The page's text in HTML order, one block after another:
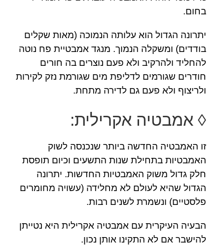
בחום.
יתרונה הגדול הוא עלותה הנמוכה (מאות שקלים
בודדים) ומשקלה הנמוך. מנגד אמבטיית פח נוטה
להחליד ולהרקיב ולא פעם נוצרים בה חורים
חודרים שגורמים לדליפת מים שגורמת נזק לקירות
ולריצוף ולא פעם גם לדירה מתחת.
◊ אמבטיה אקרילית:
זו האמבטיה החדשה ביותר שנכנסה לשוק
האמבטיות בתחילת שנות התשעים וכיום תופסת
חלק גדול משוק האמבטיות החדשות. יתרונה
הגדול שהיא לעולם לא מחלידה (עשויה מחומרים
פלסטיים) ונשמרת לשנים רבות.
הבעיה העיקרית עם אמבטיה אקרילית היא נטייתן
להישבר אם לא התקינו אותן נכון.